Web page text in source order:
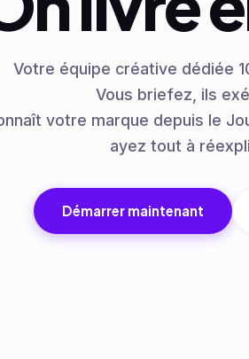
Votre équipe créative dédiée
Vous briefez, ils
votre marque depuis le
ayez tout à
Démarrer maintenant